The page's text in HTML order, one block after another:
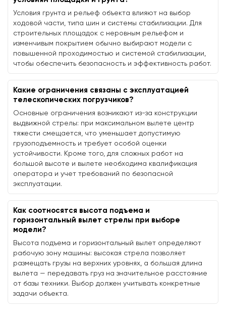
Условия грунта и рельеф объекта влияют на выбор
ходовой части, типа шин и системы стабилизации. Для
строительных площадок с неровным рельефом и
изменчивым покрытием обычно выбирают модели с
повышенной проходимостью и системой стабилизации,
чтобы обеспечить безопасность и эффективность работ.
Какие ограничения связаны с эксплуатацией
телескопических погрузчиков?
Основные ограничения возникают из-за конструкции
выдвижной стрелы: при максимальном вылете центр
тяжести смещается, что уменьшает допустимую
грузоподъемность и требует особой оценки
устойчивости. Кроме того, для сложных работ на
большой высоте и вылете необходима квалификация
оператора и учет требований по безопасной
эксплуатации.
Как соотносятся высота подъема и
горизонтальный вылет стрелы при выборе
модели?
Высота подъема и горизонтальный вылет определяют
рабочую зону машины: высокая стрела позволяет
размещать грузы на верхних уровнях, а большая длина
вылета — передавать груз на значительное расстояние
от базы техники. Выбор должен учитывать конкретные
задачи объекта.